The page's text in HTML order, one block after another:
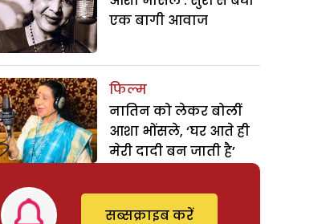
एक बागी आवाज
फिल्म
नातिन को लेकर बोलीं
आशा भोंसले, ‘घर आते ही
मेरी दादी बन जाती है’
सब्सक्राइब करें